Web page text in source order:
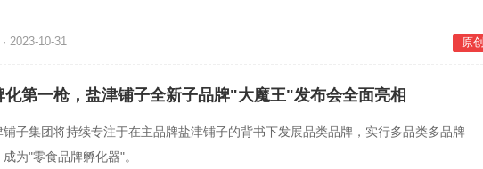
2023-10-31 原创
化第一枪，盐津铺子全新子品牌"大魔王"发布会全面亮相
铺子集团将持续专注于在主品牌盐津铺子的背书下发展品类品牌，实行多品类多品牌
为"零食品牌孵化器"。